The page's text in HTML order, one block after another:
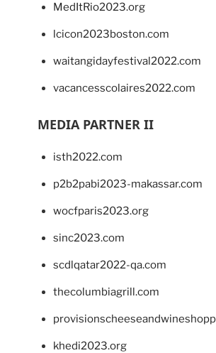
MedItRio2023.org
lcicon2023boston.com
waitangidayfestival2022.com
vacancesscolaires2022.com
MEDIA PARTNER II
isth2022.com
p2b2pabi2023-makassar.com
wocfparis2023.org
sinc2023.com
scdlqatar2022-qa.com
thecolumbiagrill.com
khedi2023.org